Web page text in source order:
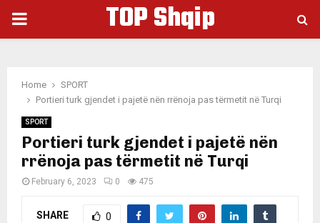
PRIMARY
TOP Shqip
Home
SPORT
Portieri turk gjendet i pajetë nën rrënoja pas tërmetit në Turqi
SPORT
Portieri turk gjendet i pajetë nën
rrënoja pas tërmetit në Turqi
February 6, 2023 0 475
SHARE 0